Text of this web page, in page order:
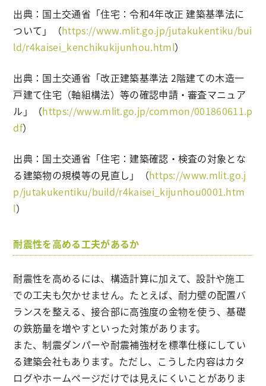
出典：国土交通省「住宅：令和4年改正 建築基準法に
ついて」（https://www.mlit.go.jp/jutakukentiku/bui
ld/r4kaisei_kenchikukijunhou.html）
出典：国土交通省「改正建築基準法 2階建ての木造一
戸建て住宅（軸組構法）等の確認申請・審査マニュア
ル」（https://www.mlit.go.jp/common/001860611.p
df）
出典：国土交通省「住宅：建築確認・検査の対象とな
る建築物の規模等の見直し」（https://www.mlit.go.j
p/jutakukentiku/build/r4kaisei_kijunhou0001.htm
l）
耐震性を高める工夫があるか
耐震性を高めるには、構造計算に加えて、設計や施工
での工夫も欠かせません。たとえば、耐力壁の配置バ
ランスを整える、接合部に高強度の金物を使う、基礎
の鉄筋量を増やすといった対策があります。
また、制震ダンパーや耐震補強材を標準仕様にしてい
る建築会社もあります。ただし、こうした内容はカタ
ログやホームページだけでは見えにくいことがありま